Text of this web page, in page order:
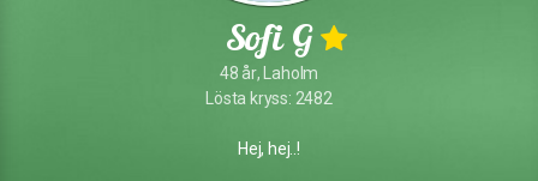
Sofi G
48 år, Laholm
Lösta kryss: 2482
Hej, hej..!